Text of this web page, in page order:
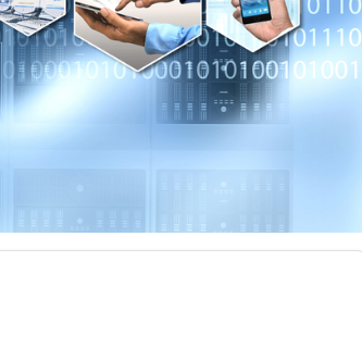
Agid Agenzia per l'Italia Digitale